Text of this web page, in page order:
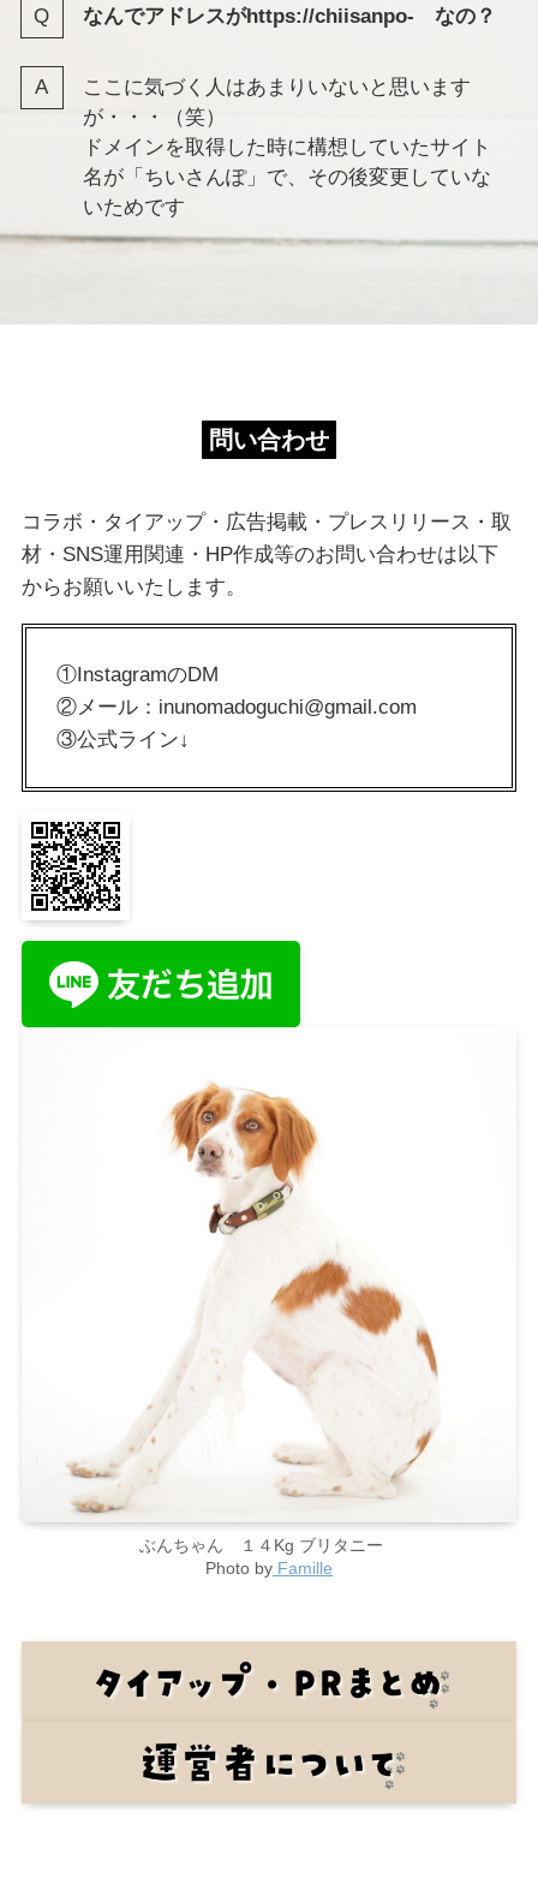
なんでアドレスがhttps://chiisanpo- なの？
ここに気づく人はあまりいないと思います
が・・・（笑）
ドメインを取得した時に構想していたサイト
名が「ちいさんぽ」で、その後変更していな
いためです
問い合わせ
コラボ・タイアップ・広告掲載・プレスリリース・取
材・SNS運用関連・HP作成等のお問い合わせは以下
からお願いいたします。
①InstagramのDM
②メール：inunomadoguchi@gmail.com
③公式ライン↓
ぶんちゃん １４Kg ブリタニー
Photo by Famille